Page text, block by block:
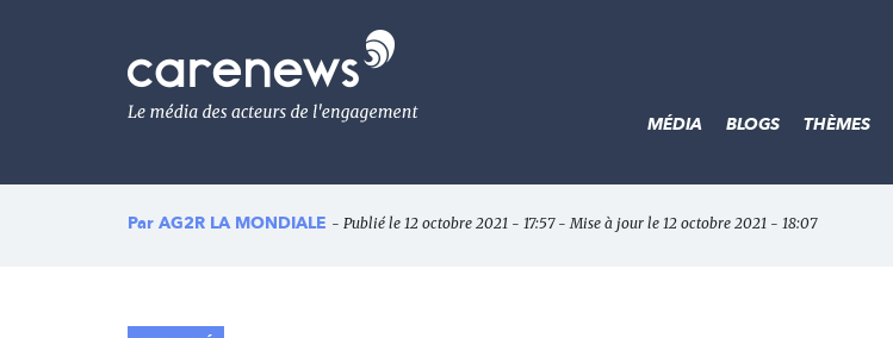
Le
média
de
l'engagement
MÉDIA BLOGS THÈMES
Par AG2R LA MONDIALE - Publié le 12 octobre 2021 - 17:57 - Mise à jour le 12 octobre 2021 - 18:07